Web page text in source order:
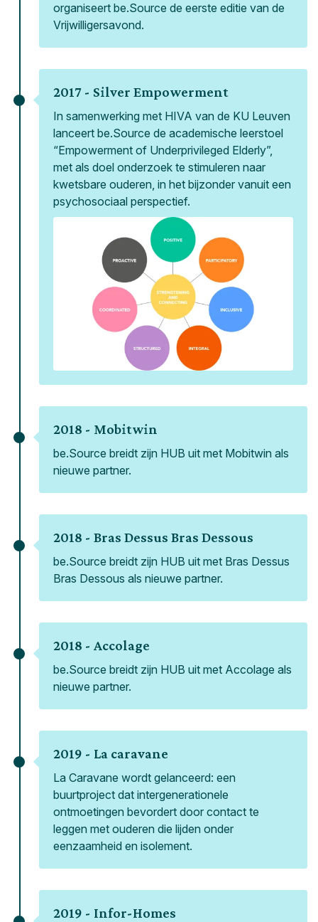
organiseert be.Source de eerste editie van de
Vrijwilligersavond.
2017 - Silver Empowerment
In samenwerking met HIVA van de KU Leuven
lanceert be.Source de academische leerstoel
“Empowerment of Underprivileged Elderly”,
met als doel onderzoek te stimuleren naar
kwetsbare ouderen, in het bijzonder vanuit een
psychosociaal perspectief.
2018 - Mobitwin
be.Source breidt zijn HUB uit met Mobitwin als
nieuwe partner.
2018 - Bras Dessus Bras Dessous
be.Source breidt zijn HUB uit met Bras Dessus
Bras Dessous als nieuwe partner.
2018 - Accolage
be.Source breidt zijn HUB uit met Accolage als
nieuwe partner.
2019 - La caravane
La Caravane wordt gelanceerd: een
buurtproject dat intergenerationele
ontmoetingen bevordert door contact te
leggen met ouderen die lijden onder
eenzaamheid en isolement.
2019 - Infor-Homes